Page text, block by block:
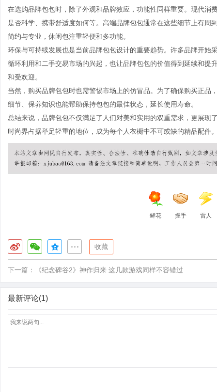
在选购品牌包包时，除了外观和品牌效应，功能性同样重要。现代消
是否科学、携带舒适度如何等。高端品牌包包通常在这些细节上有周
简约与专业，休闲包注重轻便和多功能。
环保与可持续发展也是当前品牌包包设计的重要趋势。许多品牌开始
循环利用和二手交易市场的兴起，也让品牌包包的价值得到延续和提
和受欢迎。
当然，购买品牌包包时也需警惕市场上的仿冒品。为了确保购买正
细节、保养知识也能帮助保持包包的最佳状态，延长使用寿命。
总结来说，品牌包包不仅满足了人们对美和实用的双重需求，更展
时尚界占据举足轻重的地位，成为每个人衣橱中不可或缺的精品配件
鲜花 握手 雷人
收藏
下一篇： 《纪念碑谷2》神作归来 这几款游戏同样不容错过
最新评论(1)